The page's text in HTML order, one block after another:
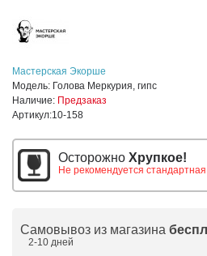
Мастерская Экорше
Модель: Голова Меркурия, гипс
Наличие: Предзаказ
Артикул:10-158
Осторожно Хрупкое!
Не рекомендуется
Самовывоз из магазина
2-10 дней